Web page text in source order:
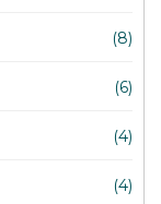
(8)
(6)
(4)
(4)